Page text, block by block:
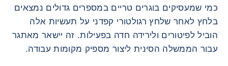
כמי שמעסיקים בוגרים טריים במספרים גדולים נמצאים
בלחץ לאחר שלחץ רגולטורי קפדני על תעשיות אלה
הוביל לפיטורים ולירידה חדה בפעילות. זה יישאר מאתגר
עבור הממשלה הסינית ליצור מספיק מקומות עבודה.